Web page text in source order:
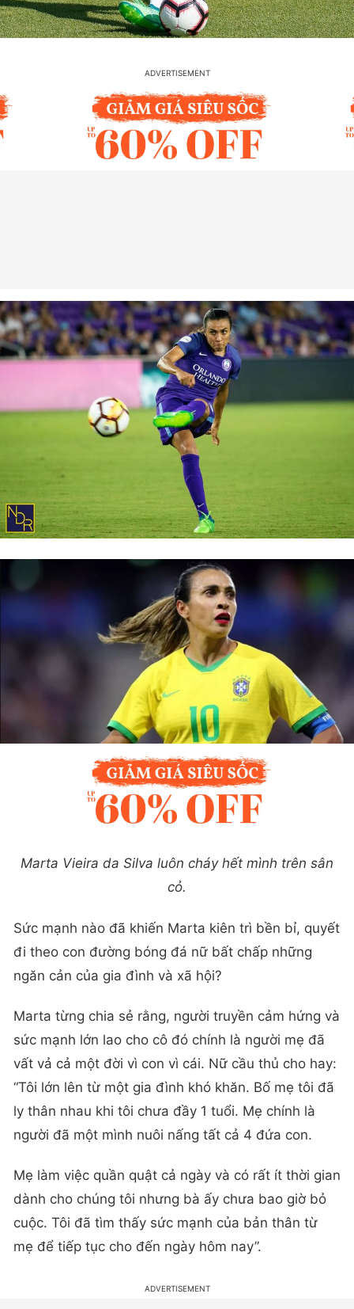
Marta Vieira da Silva luôn cháy hết mình trên sân
cỏ.
Sức mạnh nào đã khiến Marta kiên trì bền bỉ, quyết
đi theo con đường bóng đá nữ bất chấp những
ngăn cản của gia đình và xã hội?
Marta từng chia sẻ rằng, người truyền cảm hứng và
sức mạnh lớn lao cho cô đó chính là người mẹ đã
vất vả cả một đời vì con vì cái. Nữ cầu thủ cho hay:
“Tôi lớn lên từ một gia đình khó khăn. Bố mẹ tôi đã
ly thân nhau khi tôi chưa đầy 1 tuổi. Mẹ chính là
người đã một mình nuôi nấng tất cả 4 đứa con.
Mẹ làm việc quần quật cả ngày và có rất ít thời gian
dành cho chúng tôi nhưng bà ấy chưa bao giờ bỏ
cuộc. Tôi đã tìm thấy sức mạnh của bản thân từ
mẹ để tiếp tục cho đến ngày hôm nay”.